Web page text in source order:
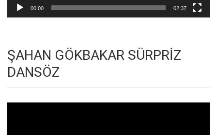
00:00 02:37
ŞAHAN GÖKBAKAR SÜRPRİZ
DANSÖZ